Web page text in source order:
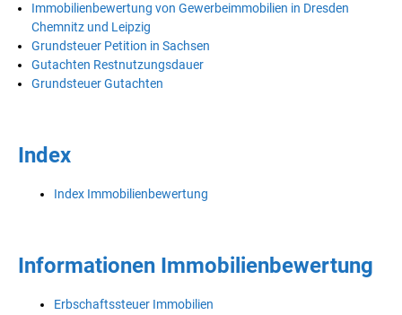
Immobilienbewertung von Gewerbeimmobilien in Dresden
Chemnitz und Leipzig
Grundsteuer Petition in Sachsen
Gutachten Restnutzungsdauer
Grundsteuer Gutachten
Index
Index Immobilienbewertung
Informationen Immobilienbewertung
Erbschaftssteuer Immobilien